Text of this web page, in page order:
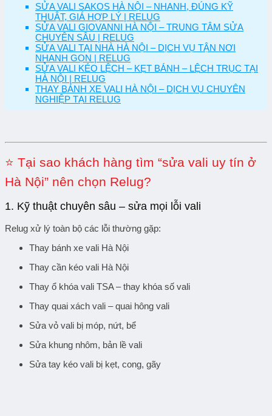
SỬA VALI SAKOS HÀ NỘI – NHANH, ĐÚNG KỸ
THUẬT, GIÁ HỢP LÝ | RELUG
SỬA VALI GIOVANNI HÀ NỘI – TRUNG TÂM SỬA
CHUYÊN SÂU | RELUG
SỬA VALI TẠI NHÀ HÀ NỘI – DỊCH VỤ TẬN NƠI
NHANH GỌN | RELUG
SỬA VALI KÉO LỆCH – KẸT BÁNH – LỆCH TRỤC TẠI
HÀ NỘI | RELUG
THAY BÁNH XE VALI HÀ NỘI – DỊCH VỤ CHUYÊN
NGHIỆP TẠI RELUG
⭐ Tại sao khách hàng tìm “sửa vali uy tín ở
Hà Nội” nên chọn Relug?
1. Kỹ thuật chuyên sâu – sửa mọi lỗi vali
Relug xử lý toàn bộ các lỗi thường gặp:
Thay bánh xe vali Hà Nội
Thay cần kéo vali Hà Nội
Thay ổ khóa vali TSA – thay khóa số vali
Thay quai xách vali – quai hông vali
Sửa vỏ vali bị móp, nứt, bể
Sửa khung nhôm, bản lề vali
Sửa tay kéo vali bị kẹt, cong, gãy